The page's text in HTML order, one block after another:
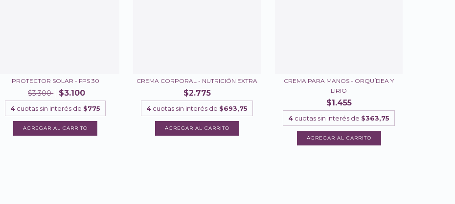
PROTECTOR SOLAR - FPS 30
$3.300 $3.100
4 cuotas sin interés de $775
CREMA CORPORAL - NUTRICIÓN EXTRA
$2.775
4 cuotas sin interés de $693,75
CREMA PARA MANOS - ORQUÍDEA Y
LIRIO
$1.455
4 cuotas sin interés de $363,75